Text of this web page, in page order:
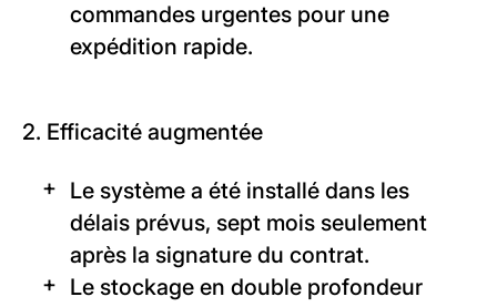
commandes urgentes pour une
expédition rapide.
2. Efficacité augmentée
Le système a été installé dans les
délais prévus, sept mois seulement
après la signature du contrat.
Le stockage en double profondeur